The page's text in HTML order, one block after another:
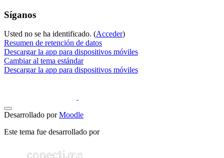
Síganos
Usted no se ha identificado. (Acceder)
Resumen de retención de datos
Descargar la app para dispositivos móviles
Cambiar al tema estándar
Descargar la app para dispositivos móviles
Desarrollado porMoodle
Este tema fue desarrollado por